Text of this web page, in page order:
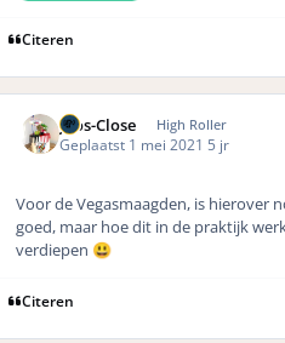
Citeren
Joos-Close High Roller
Geplaatst 1 mei 2021 5 jr
Voor de Vegasmaagden, is hierover
goed, maar hoe dit in de praktijk
verdiepen 😃
Citeren